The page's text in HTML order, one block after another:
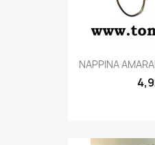

NAPPINA